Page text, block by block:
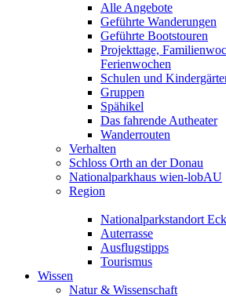
Alle Angebote
Geführte Wanderungen
Geführte Bootstouren
Projekttage,
Ferienwochen
Schulen und
Gruppen
Spähikel
Das fahrende Autheater
Wanderrouten
Verhalten
Schloss Orth an der Donau
Nationalparkhaus wien-lobAU
Region
Nationalparkstandort
Auterrasse
Ausflugstipps
Tourismus
Wissen
Natur & Wissenschaft